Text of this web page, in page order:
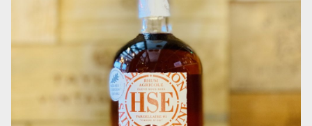
Politique de confidentialité
Politique de cookies (UE)
Qui sommes nous ?